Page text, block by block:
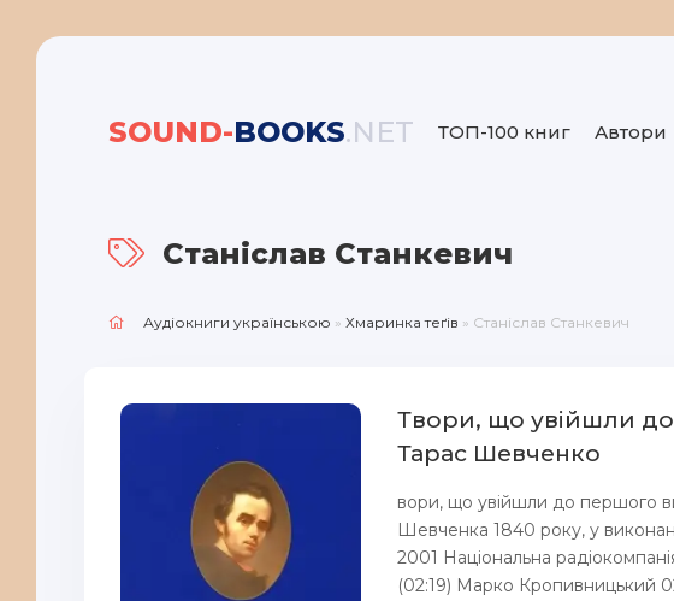
SOUND-BOOKS.NET ТОП-100 книг Автори
Станіслав Станкевич
Аудіокниги українською » Хмаринка теґів » Станіслав Станкевич
Твори, що увійшли
Тарас Шевченко
вори, що увійшли до першого
Шевченка 1840 року, у
2001 Національна
(02:19) Марко Кропивницький